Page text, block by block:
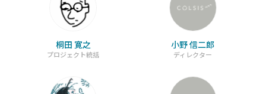
桐田 寛之
プロジェクト統括
小野 信二郎
ディレクター